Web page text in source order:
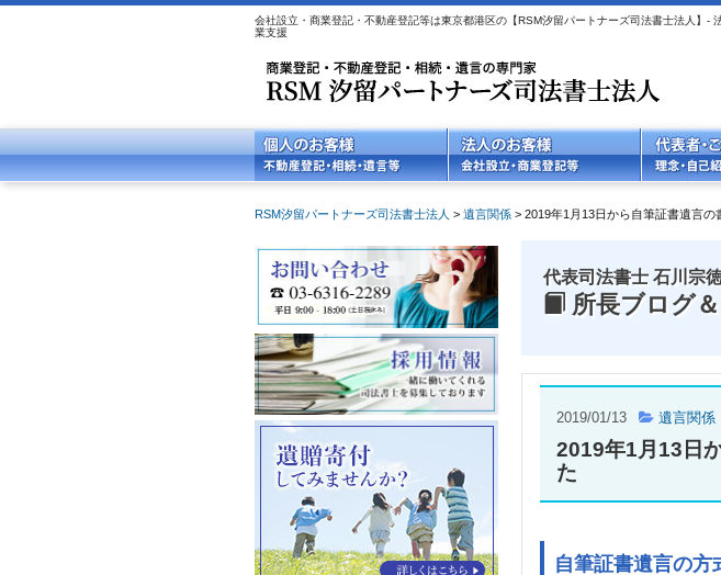
会社設立・商業登記・不動産登記等は東京都港区の【RSM汐留パートナーズ司法書士法人】-
業支援
RSM汐留パートナーズ司法書士法人 > 遺言関係 > 2019年1月13日から自筆証書遺言
代表司法書士 石川宗
所長ブログ
2019/01/13 遺言関係
2019年1月13日
た
自筆証書遺言の方